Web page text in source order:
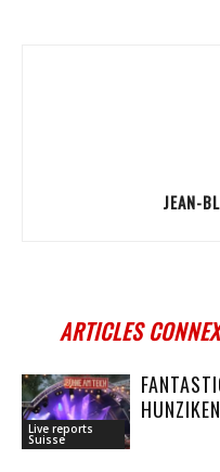
JEAN-
ARTICLES
Live reports
Suisse